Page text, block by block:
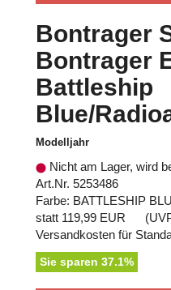
Bontrager
Bontrager
Battleship
Blue/
Modelljahr
Nicht am Lager, wird
Art.Nr. 5253486
Farbe: BATTLESHIP
statt 119,99 EUR (
Versandkosten für
Sie sparen 37.1%